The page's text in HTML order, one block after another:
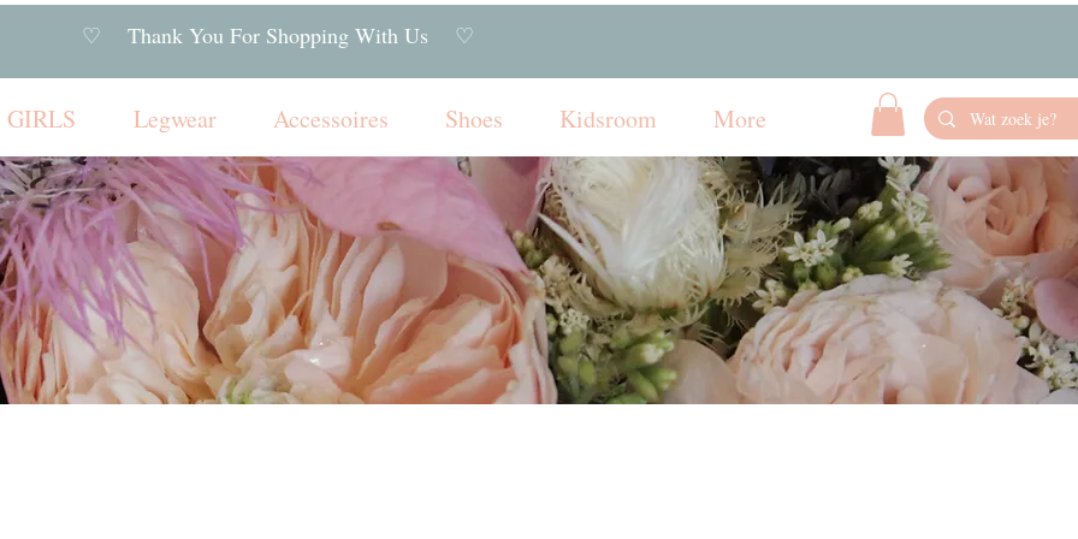
♡ Thank You For Shopping With Us ♡
GIRLS Legwear Accessoires Shoes Kidsroom More